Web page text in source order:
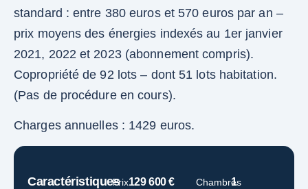
standard : entre 380 euros et 570 euros par an –
prix moyens des énergies indexés au 1er janvier
2021, 2022 et 2023 (abonnement compris).
Copropriété de 92 lots – dont 51 lots habitation.
(Pas de procédure en cours).
Charges annuelles : 1429 euros.
CaractéristiquesPrix129 600 € Chambres
1